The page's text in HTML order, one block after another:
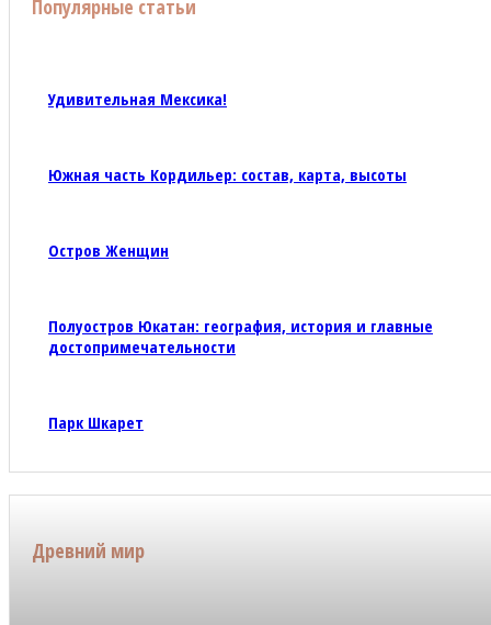
Популярные статьи
Удивительная Мексика!
Южная часть Кордильер: состав, карта, высоты
Остров Женщин
Полуостров Юкатан: география, история и главные
достопримечательности
Парк Шкарет
Древний мир